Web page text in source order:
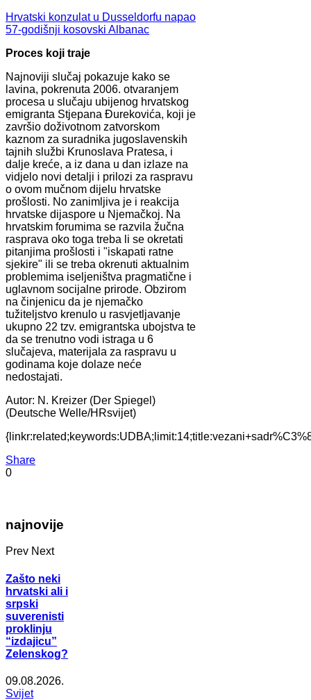
Hrvatski konzulat u Dusseldorfu napao
57-godišnji kosovski Albanac
Proces koji traje
Najnoviji slučaj pokazuje kako se
lavina, pokrenuta 2006. otvaranjem
procesa u slučaju ubijenog hrvatskog
emigranta Stjepana Đurekovića, koji je
završio doživotnom zatvorskom
kaznom za suradnika jugoslavenskih
tajnih službi Krunoslava Pratesa, i
dalje kreće, a iz dana u dan izlaze na
vidjelo novi detalji i prilozi za raspravu
o ovom mučnom dijelu hrvatske
prošlosti. No zanimljiva je i reakcija
hrvatske dijaspore u Njemačkoj. Na
hrvatskim forumima se razvila žučna
rasprava oko toga treba li se okretati
pitanjima prošlosti i "iskapati ratne
sjekire" ili se treba okrenuti aktualnim
problemima iseljeništva pragmatične i
uglavnom socijalne prirode. Obzirom
na činjenicu da je njemačko
tužiteljstvo krenulo u rasvjetljavanje
ukupno 22 tzv. emigrantska ubojstva te
da se trenutno vodi istraga u 6
slučajeva, materijala za raspravu u
godinama koje dolaze neće
nedostajati.
Autor: N. Kreizer (Der Spiegel)
(Deutsche Welle/HRsvijet)
Share
0
najnovije
Prev Next
Zašto neki
hrvatski ali i
srpski
suverenisti
proklinju
“izdajicu”
Zelenskog?
09.08.2026.
Svijet